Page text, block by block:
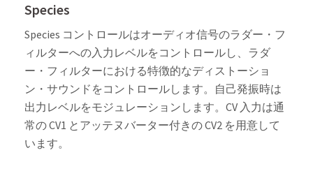
Species
Species コントロールはオーディオ信号のラダー・フ
ィルターへの入力レベルをコントロールし、ラダ
ー・フィルターにおける特徴的なディストーショ
ン・サウンドをコントロールします。自己発振時は
出力レベルをモジュレーションします。CV 入力は通
常の CV1 とアッテヌバーター付きの CV2 を用意して
います。